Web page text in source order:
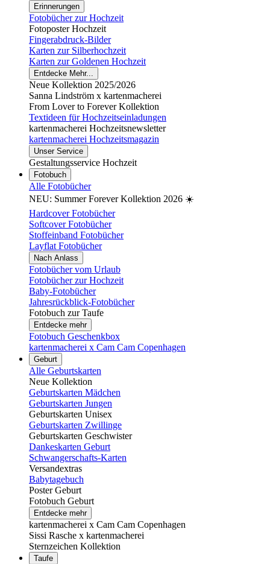
Erinnerungen
Fotobücher zur Hochzeit
Fotoposter Hochzeit
Fingerabdruck-Bilder
Karten zur Silberhochzeit
Karten zur Goldenen Hochzeit
Entdecke Mehr...
Neue Kollektion 2025/2026
Sanna Lindström x kartenmacherei
From Lover to Forever Kollektion
Textideen für Hochzeitseinladungen
kartenmacherei Hochzeitsnewsletter
kartenmacherei Hochzeitsmagazin
Unser Service
Gestaltungsservice Hochzeit
Fotobuch
Alle Fotobücher
NEU: Summer Forever Kollektion 2026 ☀️
Hardcover Fotobücher
Softcover Fotobücher
Stoffeinband Fotobücher
Layflat Fotobücher
Nach Anlass
Fotobücher vom Urlaub
Fotobücher zur Hochzeit
Baby-Fotobücher
Jahresrückblick-Fotobücher
Fotobuch zur Taufe
Entdecke mehr
Fotobuch Geschenkbox
kartenmacherei x Cam Cam Copenhagen
Geburt
Alle Geburtskarten
Neue Kollektion
Geburtskarten Mädchen
Geburtskarten Jungen
Geburtskarten Unisex
Geburtskarten Zwillinge
Geburtskarten Geschwister
Dankeskarten Geburt
Schwangerschafts-Karten
Versandextras
Babytagebuch
Poster Geburt
Fotobuch Geburt
Entdecke mehr
kartenmacherei x Cam Cam Copenhagen
Sissi Rasche x kartenmacherei
Sternzeichen Kollektion
Taufe